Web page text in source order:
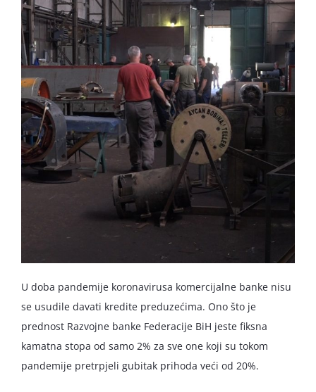
U doba pandemije koronavirusa komercijalne banke nisu
se usudile davati kredite preduzećima. Ono što je
prednost Razvojne banke Federacije BiH jeste fiksna
kamatna stopa od samo 2% za sve one koji su tokom
pandemije pretrpjeli gubitak prihoda veći od 20%.